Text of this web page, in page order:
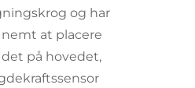
og har
at placere
på hovedet,